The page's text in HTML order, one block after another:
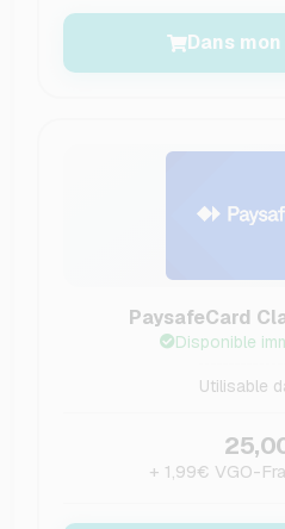
Dans
PaysafeCard
Disponible
Utilisable
+ 1,99€ VGO-